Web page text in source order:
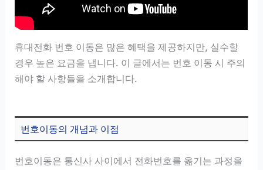
휴대전화 번호 이동은 많은 혜택을 제공하지만, 실수할
경우 높은 요금을 냅니다. 이 글에서는 번호 이동 시 주의
해야 할 사항들을 소개합니다.
번호이동의 개념과 이점
번호이동은 통신사 사이에서 전화번호를 옮기는 과정을